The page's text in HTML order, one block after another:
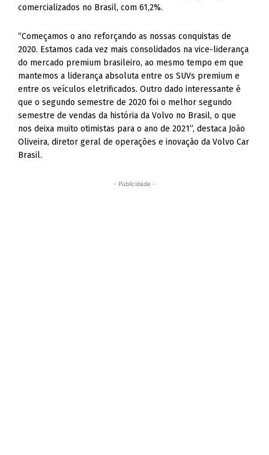
comercializados no Brasil, com 61,2%.
“Começamos o ano reforçando as nossas conquistas de
2020. Estamos cada vez mais consolidados na vice-liderança
do mercado premium brasileiro, ao mesmo tempo em que
mantemos a liderança absoluta entre os SUVs premium e
entre os veículos eletrificados. Outro dado interessante é
que o segundo semestre de 2020 foi o melhor segundo
semestre de vendas da história da Volvo no Brasil, o que
nos deixa muito otimistas para o ano de 2021”, destaca João
Oliveira, diretor geral de operações e inovação da Volvo Car
Brasil.
- Publicidade -